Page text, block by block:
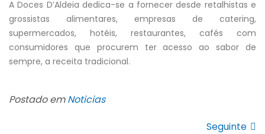
A Doces D’Aldeia dedica-se a fornecer desde retalhistas e
grossistas alimentares, empresas de catering,
supermercados, hotéis, restaurantes, cafés com
consumidores que procurem ter acesso ao sabor de
sempre, a receita tradicional.
Postado emNoticias
Seguinte